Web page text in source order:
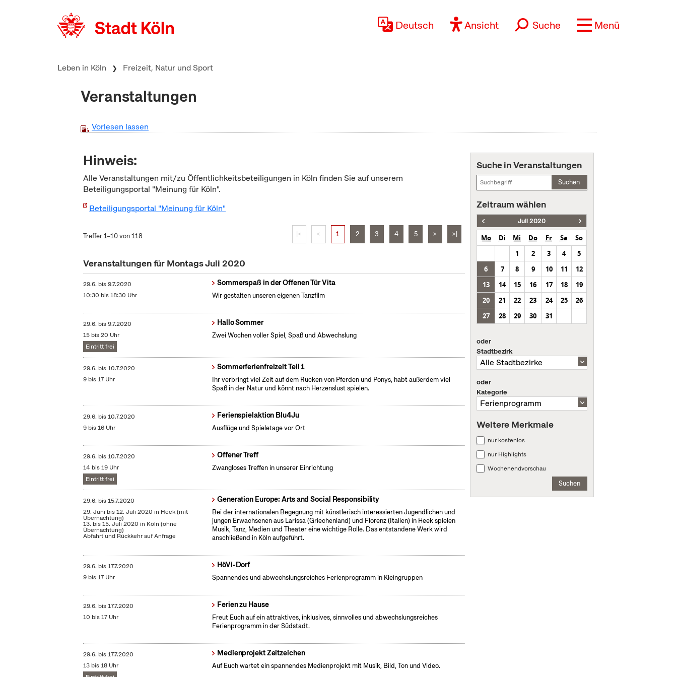
Deutsch Ansicht Suche Menü
Leben in Köln Freizeit, Natur und Sport
Veranstaltungen
Vorlesen lassen
Hinweis:
Alle Veranstaltungen mit/zu Öffentlichkeitsbeteiligungen in Köln finden Sie auf unserem
Beteiligungsportal "Meinung für Köln".
Beteiligungsportal "Meinung für Köln"
Treffer 1–10 von 118 |< < 1 2 3 4 5 > >|
Veranstaltungen für Montags Juli 2020
29.6. bis9.7.2020
10:30 bis 18:30 Uhr
Sommerspaß in der Offenen Tür Vita
Wir gestalten unseren eigenen Tanzfilm
29.6. bis9.7.2020
15 bis 20 Uhr
Eintritt frei
Hallo Sommer
Zwei Wochen voller Spiel, Spaß und Abwechslung
29.6. bis10.7.2020
9 bis 17 Uhr
Sommerferienfreizeit Teil 1
Ihr verbringt viel Zeit auf dem Rücken von Pferden und Ponys, habt außerdem viel
Spaß in der Natur und könnt nach Herzenslust spielen.
29.6. bis10.7.2020
9 bis 16 Uhr
Ferienspielaktion Blu4Ju
Ausflüge und Spieletage vor Ort
29.6. bis10.7.2020
14 bis 19 Uhr
Eintritt frei
Offener Treff
Zwangloses Treffen in unserer Einrichtung
29.6. bis15.7.2020
29. Juni bis 12. Juli 2020 in Heek (mit
Übernachtung)
13. bis 15. Juli 2020 in Köln (ohne
Übernachtung)
Abfahrt und Rückkehr auf Anfrage
Generation Europe: Arts and Social Responsibility
Bei der internationalen Begegnung mit künstlerisch interessierten Jugendlichen und
jungen Erwachsenen aus Larissa (Griechenland) und Florenz (Italien) in Heek spielen
Musik, Tanz, Medien und Theater eine wichtige Rolle. Das entstandene Werk wird
anschließend in Köln aufgeführt.
29.6. bis17.7.2020
9 bis 17 Uhr
HöVi-Dorf
Spannendes und abwechslungsreiches Ferienprogramm in Kleingruppen
29.6. bis17.7.2020
10 bis 17 Uhr
Ferien zu Hause
Freut Euch auf ein attraktives, inklusives, sinnvolles und abwechslungsreiches
Ferienprogramm in der Südstadt.
29.6. bis17.7.2020
13 bis 18 Uhr
Medienprojekt Zeitzeichen
Auf Euch wartet ein spannendes Medienprojekt mit Musik, Bild, Ton und Video.
Suche in Veranstaltungen
Suchen
Zeitraum wählen
Juli 2020
Mo Di Mi Do Fr Sa
So
1
2 3 4
5
6
7 8 9 10 11
12
13
14 15 16 17 18
19
20
21 22 23 24 25
26
27
28 29 30 31
oder
Stadtbezirk
oder
Kategorie
Weitere Merkmale
nur kostenlos
nur Highlights
Wochenendvorschau
Suchen